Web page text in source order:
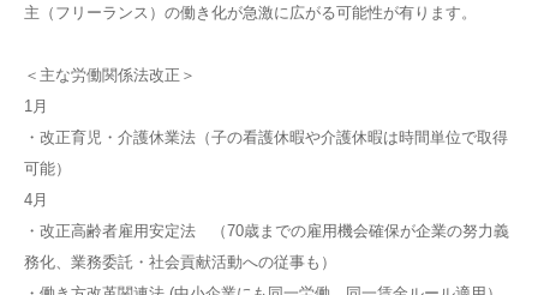
主（フリーランス）の働き化が急激に広がる可能性が有ります。
＜主な労働関係法改正＞
1月
・改正育児・介護休業法（子の看護休暇や介護休暇は時間単位で取得
可能）
4月
・改正高齢者雇用安定法 （70歳までの雇用機会確保が企業の努力義
務化、業務委託・社会貢献活動への従事も）